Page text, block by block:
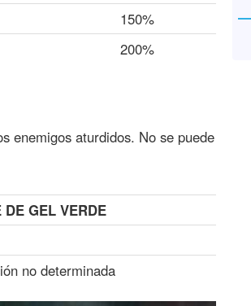
150%
200%
enemigos aturdidos. No se puede
DE GEL VERDE
no determinada